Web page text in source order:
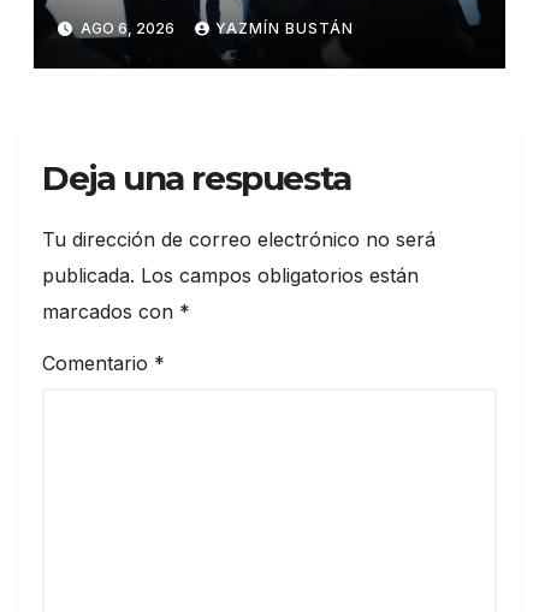
autonomía económica de las
mujeres con más de USD 45
millones en financiamiento
AGO 6, 2026 YAZMÍN BUSTÁN
Deja una respuesta
Tu dirección de correo electrónico no será
publicada. Los campos obligatorios están
marcados con *
Comentario *